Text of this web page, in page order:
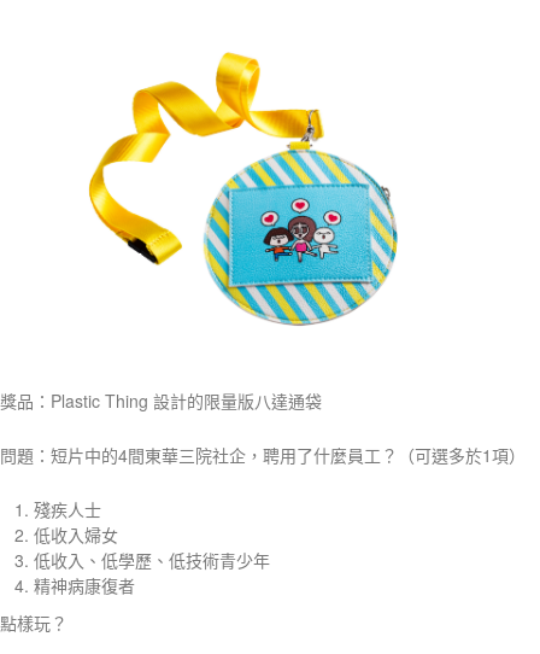
獎品：Plastic Thing 設計的限量版八達通袋
問題：短片中的4間東華三院社企，聘用了什麼員工？（可選多於1項）
殘疾人士
低收入婦女
低收入、低學歷、低技術青少年
精神病康復者
點樣玩？